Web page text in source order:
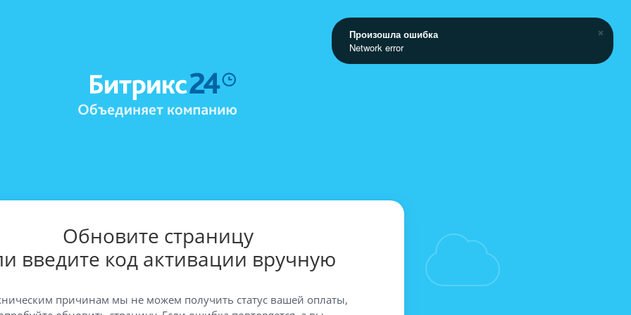
Обновите страницу
введите код активации вручную
причинам мы не можем получить статус вашей оплаты,
Произошла ошибка
Network error